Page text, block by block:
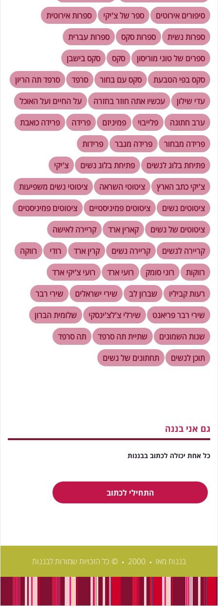
סיפורים אירוטים
ספר של צ'יקי
ספרות אירוטית
ספרות נשית
ספרות סקס
ספרות עברית
ספרים של טוני מוריסון
סקס
סקס בישבן
סקס בפי הטבעת
סקס עם בחור סרפד
סרפד תה הריון
עדי שילון
עכשיו אתה חוזר בחזרה
על החיים ועל האוכל
ערב חתונה
פלייבוי פמיניזם פרידה
פרידה כואבת
פרידה מבחור
פרידה מגבר
פרידות
פתיחת בלוג לנשים
פתיחת בלוג נשים
צ'יקי
צ'יקי כתב הארץ
ציטוטי השראה
ציטוטי נשים משפיעות
ציטוטים נשים
ציטוטים פמיניסטיים
ציטוטים פמיניסטים
ציטוטים של נשים
קארין ארד
קריירה לאישה
קריירה לנשים
קריירה נשים קרין ארד רודי
רווקה
רווקות
רוני סומק רועי ארד
רועי צ'יקי ארד
רעות קביליו
שברון לב שירי ישראלים
שירי רבר
שירי רבר פריאנט
שירלי צ'לצ'ינסקי
שלומית הברון
שנות השמונים
שתיית תה סרפד
תה סרפד
תוכן לנשים
תחתונים של נשים
גם אני בננה
כל אחת יכולה לכתוב בבננות
התחילי לכתוב
בננות מאז © כל הזכויות שמורות לבננות